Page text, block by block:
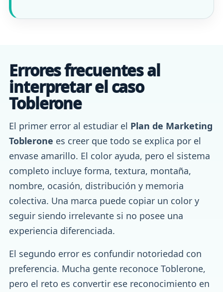
Errores frecuentes al
interpretar el caso
Toblerone
El primer error al estudiar el Plan de Marketing
Toblerone es creer que todo se explica por el
envase amarillo. El color ayuda, pero el sistema
completo incluye forma, textura, montaña,
nombre, ocasión, distribución y memoria
colectiva. Una marca puede copiar un color y
seguir siendo irrelevante si no posee una
experiencia diferenciada.
El segundo error es confundir notoriedad con
preferencia. Mucha gente reconoce Toblerone,
pero el reto es convertir ese reconocimiento en